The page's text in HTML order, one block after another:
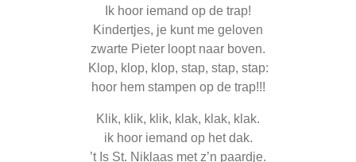
Ik hoor iemand op de trap!
Kindertjes, je kunt me geloven
zwarte Pieter loopt naar boven.
Klop, klop, klop, stap, stap, stap:
hoor hem stampen op de trap!!!
Klik, klik, klik, klak, klak, klak.
ik hoor iemand op het dak.
’t Is St. Niklaas met z’n paardje.